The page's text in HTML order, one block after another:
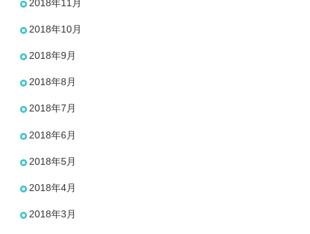
2018年11月
2018年10月
2018年9月
2018年8月
2018年7月
2018年6月
2018年5月
2018年4月
2018年3月